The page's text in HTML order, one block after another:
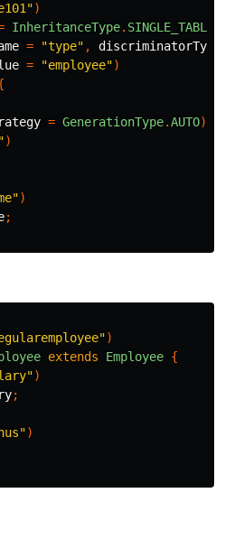
)
InheritanceType. SINGLE_TABLE
= "type" ,
discriminatorType
= "employee")
= GenerationType.AUTO)
)
)
;
)
extends Employee {
)
;
)